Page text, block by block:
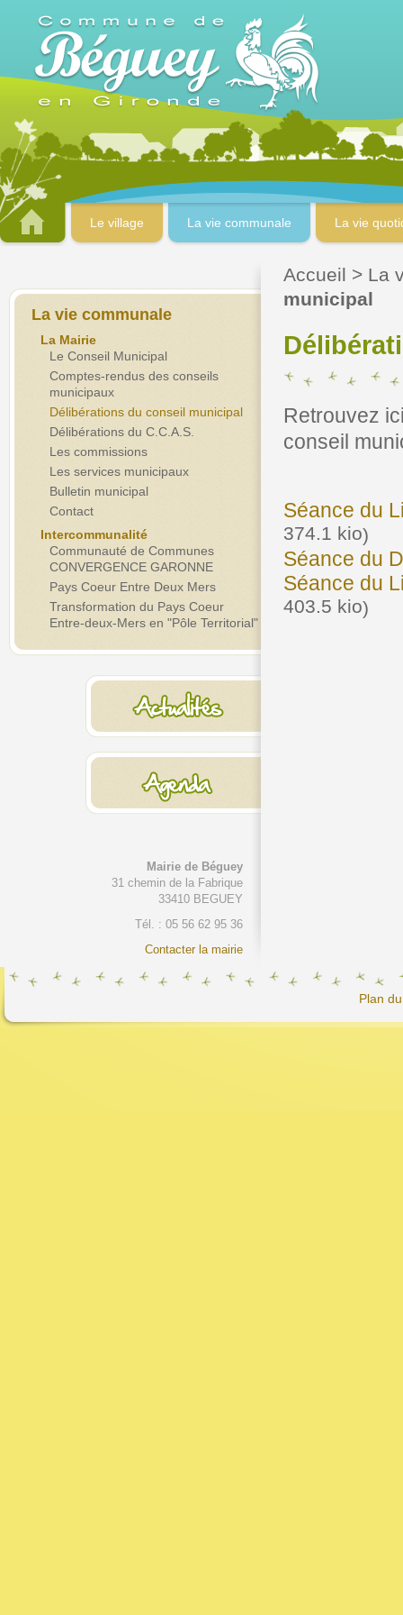
Le village La vie communale La vie
La vie communale
La Mairie
Le Conseil Municipal
Comptes-rendus des conseils
municipaux
Délibérations du conseil municipal
Délibérations du C.C.A.S.
Les commissions
Les services municipaux
Bulletin municipal
Contact
Intercommunalité
Communauté de Communes
CONVERGENCE GARONNE
Pays Coeur Entre Deux Mers
Transformation du Pays Coeur
Entre-deux-Mers en "Pôle Territorial"
Mairie de Béguey
31 chemin de la Fabrique
33410 BEGUEY
Tél. : 05 56 62 95 36
Contacter la mairie
Accueil > La
municipal
Retrouvez
conseil
Séance du
374.1 kio)
Séance du
Séance du
403.5 kio)
Plan